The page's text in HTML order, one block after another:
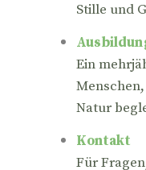
Stille und
Ein
Natur
Kontakt
Für